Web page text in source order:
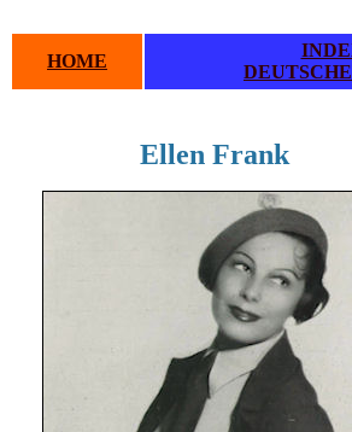
HOME
Ellen Frank